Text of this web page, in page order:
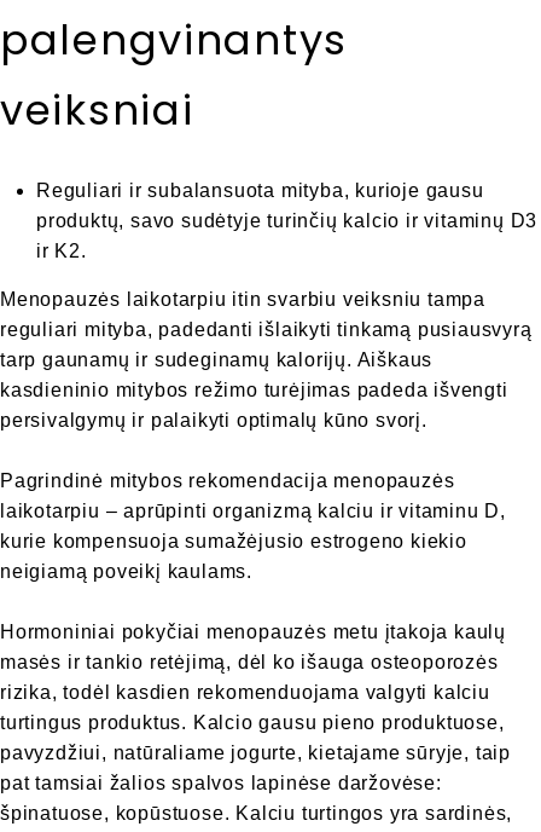
palengvinantys
veiksniai
Reguliari ir subalansuota mityba, kurioje gausu
produktų, savo sudėtyje turinčių kalcio ir vitaminų D3
ir K2.
Menopauzės laikotarpiu itin svarbiu veiksniu tampa
reguliari mityba, padedanti išlaikyti tinkamą pusiausvyrą
tarp gaunamų ir sudeginamų kalorijų. Aiškaus
kasdieninio mitybos režimo turėjimas padeda išvengti
persivalgymų ir palaikyti optimalų kūno svorį.
Pagrindinė mitybos rekomendacija menopauzės
laikotarpiu – aprūpinti organizmą kalciu ir vitaminu D,
kurie kompensuoja sumažėjusio estrogeno kiekio
neigiamą poveikį kaulams.
Hormoniniai pokyčiai menopauzės metu įtakoja kaulų
masės ir tankio retėjimą, dėl ko išauga osteoporozės
rizika, todėl kasdien rekomenduojama valgyti kalciu
turtingus produktus. Kalcio gausu pieno produktuose,
pavyzdžiui, natūraliame jogurte, kietajame sūryje, taip
pat tamsiai žalios spalvos lapinėse daržovėse:
špinatuose, kopūstuose. Kalciu turtingos yra sardinės,